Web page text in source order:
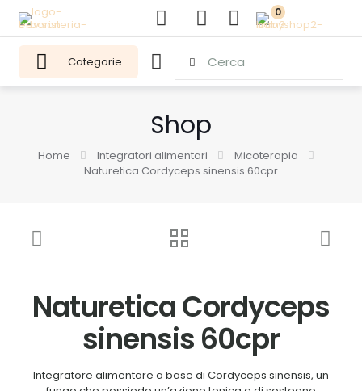
0
Categorie
Shop
Home Integratori alimentari
Micoterapia
Naturetica Cordyceps sinensis 60cpr
Naturetica Cordyceps
sinensis 60cpr
Integratore alimentare a base di Cordyceps sinensis, un